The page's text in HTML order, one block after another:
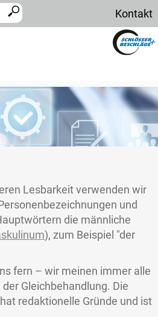
Kontakt
Lesbarkeit verwenden wir
und
die männliche
), zum Beispiel "der
fern – wir meinen immer alle
Gleichbehandlung. Die
redaktionelle Gründe und ist